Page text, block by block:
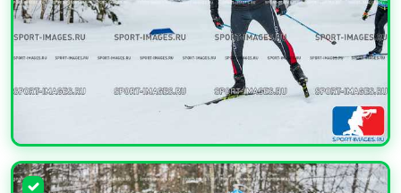
УВЕЛИЧИТЬ